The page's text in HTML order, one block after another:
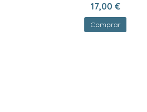
17,00 €
Comprar